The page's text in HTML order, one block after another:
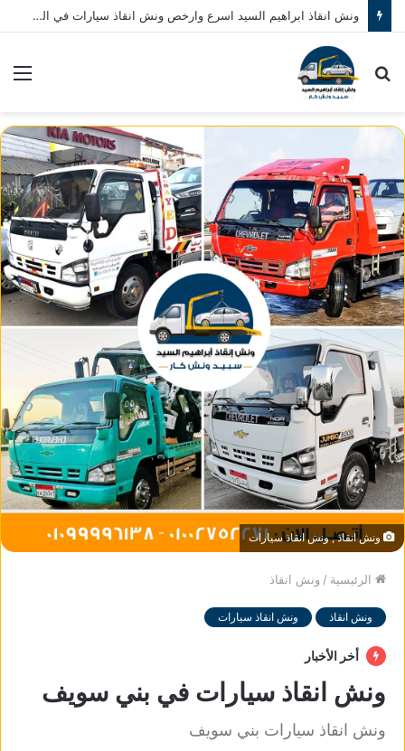
ونش انقاذ ابراهيم السيد اسرع وارخص ونش انقاذ سيارات في المنصورة نصلك في خلال 10 دقائق بحد اقصي اتصل بنا الان 01080793999
بحث
ونش انقاذ , ونش انقاذ سيارات
الرئيسية / ونش انقاذ
ونش انقاذ ونش انقاذ سيارات
أخر الأخبار
ونش انقاذ سيارات في بني سويف
ونش انقاذ سيارات بني سويف